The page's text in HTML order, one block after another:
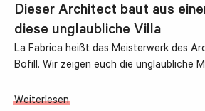
Dieser Architect baut aus
diese unglaubliche Villa
La Fabrica heißt das Meisterwerk des
Bofill. Wir zeigen euch die unglaubliche
Weiterlesen